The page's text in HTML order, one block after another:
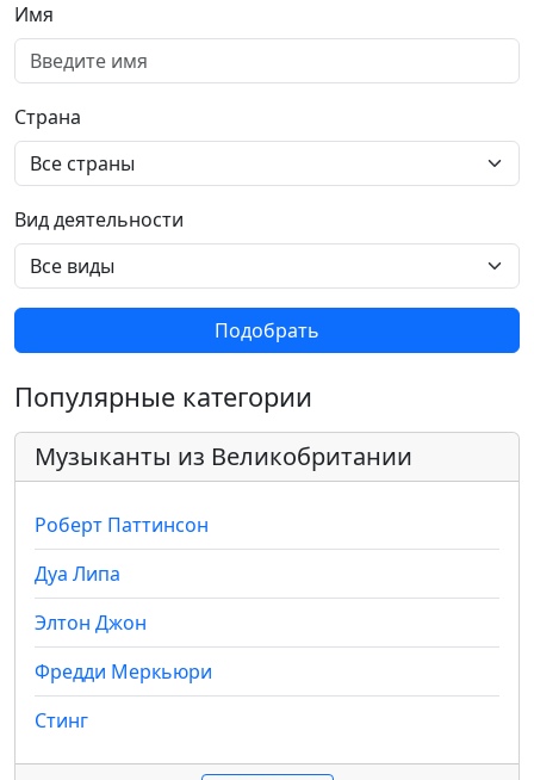
Имя
Страна
Вид деятельности
Подобрать
Популярные категории
Музыканты из Великобритании
Роберт Паттинсон
Дуа Липа
Элтон Джон
Фредди Меркьюри
Стинг